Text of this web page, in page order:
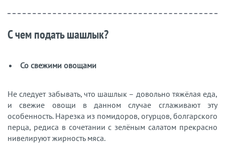
С чем подать шашлык?
Со свежими овощами
Не следует забывать, что шашлык – довольно тяжёлая еда,
и свежие овощи в данном случае сглаживают эту
особенность. Нарезка из помидоров, огурцов, болгарского
перца, редиса в сочетании с зелёным салатом прекрасно
нивелируют жирность мяса.